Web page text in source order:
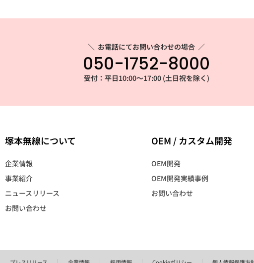
＼ お電話にてお問い合わせの場合 ／
050-1752-8000
受付：平日10:00～17:00 (土日祝を除く)
塚本無線について
企業情報
事業紹介
ニュースリリース
お問い合わせ
OEM / カスタム開発
OEM開発
OEM開発実績事例
お問い合わせ